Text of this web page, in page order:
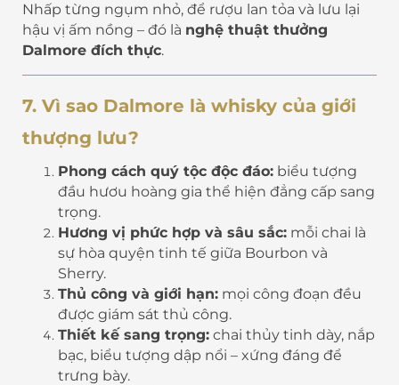
Nhấp từng ngụm nhỏ, để rượu lan tỏa và lưu lại
hậu vị ấm nồng – đó là nghệ thuật thưởng
Dalmore đích thực.
7. Vì sao Dalmore là whisky của giới
thượng lưu?
Phong cách quý tộc độc đáo: biểu tượng
đầu hươu hoàng gia thể hiện đẳng cấp sang
trọng.
Hương vị phức hợp và sâu sắc: mỗi chai là
sự hòa quyện tinh tế giữa Bourbon và
Sherry.
Thủ công và giới hạn: mọi công đoạn đều
được giám sát thủ công.
Thiết kế sang trọng: chai thủy tinh dày, nắp
bạc, biểu tượng dập nổi – xứng đáng để
trưng bày.